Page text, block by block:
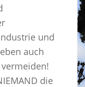
und
auch
die